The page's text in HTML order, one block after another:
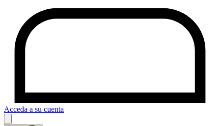
Acceda a su cuenta